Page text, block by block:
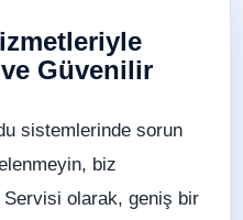
Güvenilir
sistemlerinde sorun
biz
Servisi olarak, geniş bir